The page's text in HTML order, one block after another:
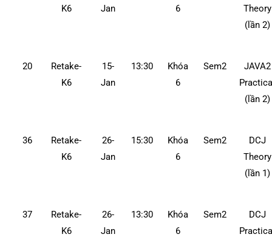
K6
Jan
6
Theory
(lần 2)
20
Retake-
K6
15-
Jan
13:30
Khóa
6
Sem2
JAVA2
(lần 2)
36
Retake-
K6
26-
Jan
15:30
Khóa
6
Sem2
DCJ
Theory
(lần 1)
37
Retake-
K6
26-
Jan
13:30
Khóa
6
Sem2
DCJ